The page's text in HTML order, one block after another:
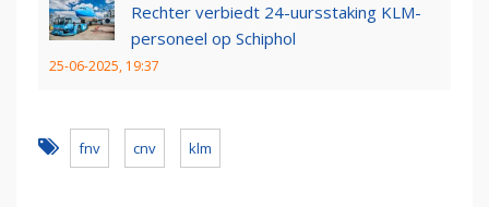
Rechter verbiedt 24-uursstaking KLM-
personeel op Schiphol
25-06-2025, 19:37
fnv cnv klm